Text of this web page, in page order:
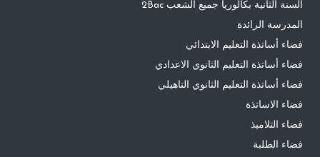
السنة الثانية بكالوريا جميع الشعب 2Bac
المدرسة الرائدة
فضاء أساتذة التعليم الابتدائي
فضاء أساتذة التعليم الثانوي الاعدادي
فضاء أساتذة التعليم الثانوي التاهيلي
فضاء الاساتذة
فضاء التلاميذ
فضاء الطلبة